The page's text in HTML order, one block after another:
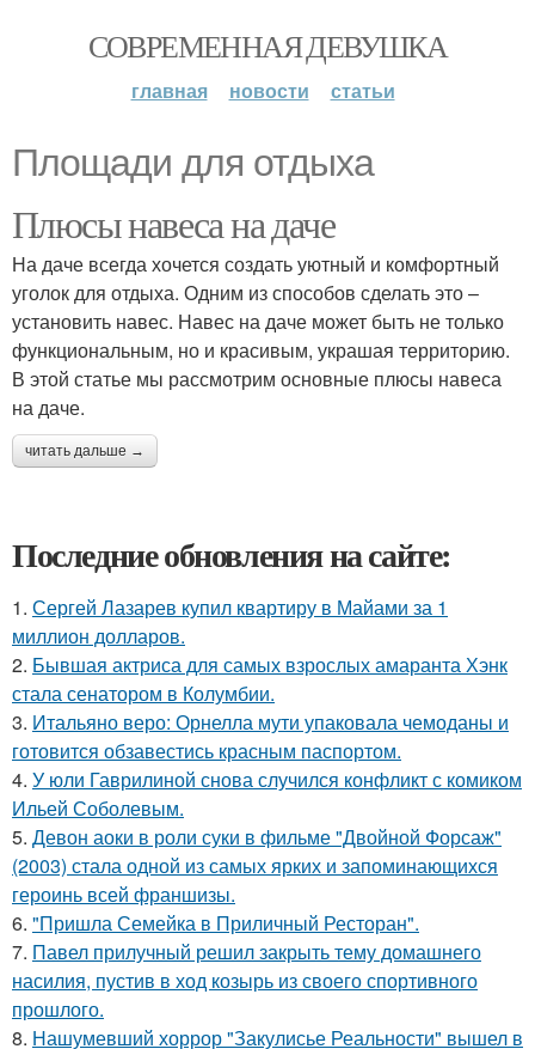
СОВРЕМЕННАЯ ДЕВУШКА
главная новости статьи
Площади для отдыха
Плюсы навеса на даче
На даче всегда хочется создать уютный и комфортный
уголок для отдыха. Одним из способов сделать это –
установить навес. Навес на даче может быть не только
функциональным, но и красивым, украшая территорию.
В этой статье мы рассмотрим основные плюсы навеса
на даче.
читать дальше →
Последние обновления на сайте:
1. Сергей Лазарев купил квартиру в Майами за 1
миллион долларов.
2. Бывшая актриса для самых взрослых амаранта Хэнк
стала сенатором в Колумбии.
3. Итальяно веро: Орнелла мути упаковала чемоданы и
готовится обзавестись красным паспортом.
4. У юли Гаврилиной снова случился конфликт с комиком
Ильей Соболевым.
5. Девон аоки в роли суки в фильме "Двойной Форсаж"
(2003) стала одной из самых ярких и запоминающихся
героинь всей франшизы.
6. "Пришла Семейка в Приличный Ресторан".
7. Павел прилучный решил закрыть тему домашнего
насилия, пустив в ход козырь из своего спортивного
прошлого.
8. Нашумевший хоррор "Закулисье Реальности" вышел в